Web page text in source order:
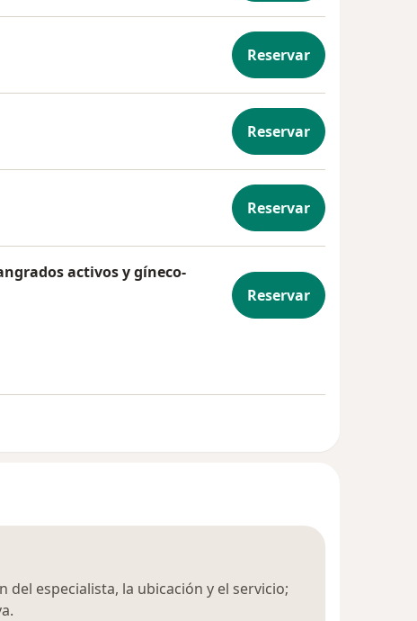
Reservar
Reservar
Reservar
activos y gíneco-
de sangrados activos y gíneco-obstétricos
Reservar
del especialista, la ubicación y el servicio;